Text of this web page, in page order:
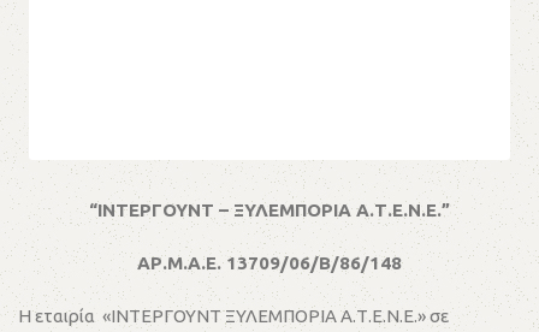
“ΙΝΤΕΡΓΟΥΝΤ – ΞΥΛΕΜΠΟΡΙΑ Α.Τ.Ε.Ν.Ε.”
ΑΡ.Μ.Α.Ε. 13709/06/Β/86/148
Η εταιρία «ΙΝΤΕΡΓΟΥΝΤ ΞΥΛΕΜΠΟΡΙΑ Α.Τ.Ε.Ν.Ε.» σε